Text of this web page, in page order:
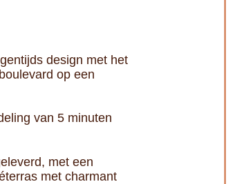
design met het
op een
van 5 minuten
met een
met charmant